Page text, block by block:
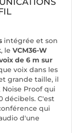
intégrée et son
, le VCM36-W
de 6 m sur
voix dans les
grande taille, il
Proof qui
décibels. C'est
qui
d'une